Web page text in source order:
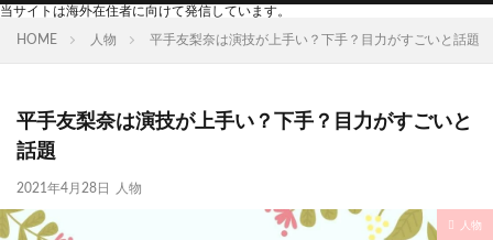
当サイトは海外在住者に向けて発信しています。
HOME 人物 平手友梨奈は演技が上手い？下手？目力がすごいと話題
平手友梨奈は演技が上手い？下手？目力がすごいと
話題
2021年4月28日 人物
人物